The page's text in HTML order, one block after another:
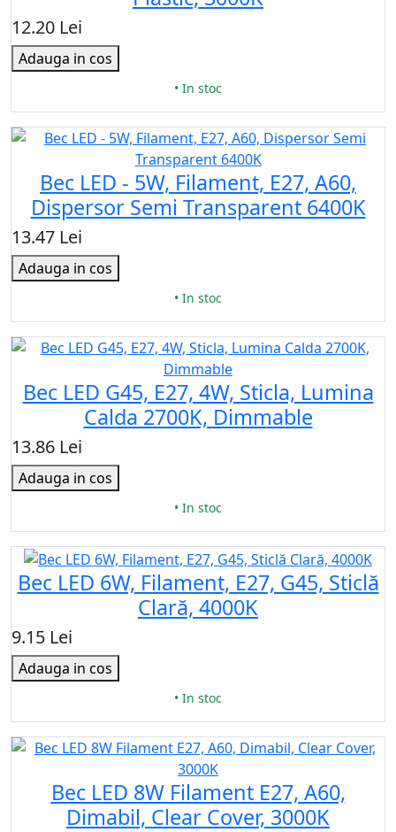
12.20 Lei
Adauga in cos
• In stoc
Bec LED - 5W, Filament, E27, A60,
Dispersor Semi Transparent 6400K
13.47 Lei
Adauga in cos
• In stoc
Bec LED G45, E27, 4W, Sticla, Lumina
Calda 2700K, Dimmable
13.86 Lei
Adauga in cos
• In stoc
Bec LED 6W, Filament, E27, G45, Sticlă
Clară, 4000K
9.15 Lei
Adauga in cos
• In stoc
Bec LED 8W Filament E27, A60,
Dimabil, Clear Cover, 3000K